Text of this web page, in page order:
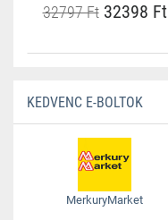
32797 Ft32398 Ft
KEDVENC E-BOLTOK
MerkuryMarket